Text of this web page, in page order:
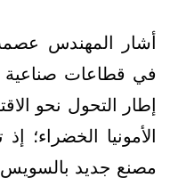
أشار المهندس
في قطاعات صناعية
إطار التحول نحو
الأمونيا الخضراء؛
مصنع جديد بالسويس